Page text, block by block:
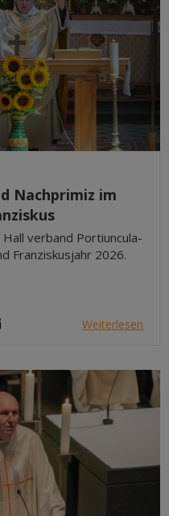
Nachprimiz im
verband Portiuncula-
Franziskusjahr 2026.
Weiterlesen